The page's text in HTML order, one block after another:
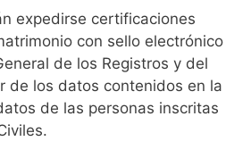
expedirse certificaciones
con sello electrónico
de los Registros y del
de los datos contenidos en la
de las personas inscritas